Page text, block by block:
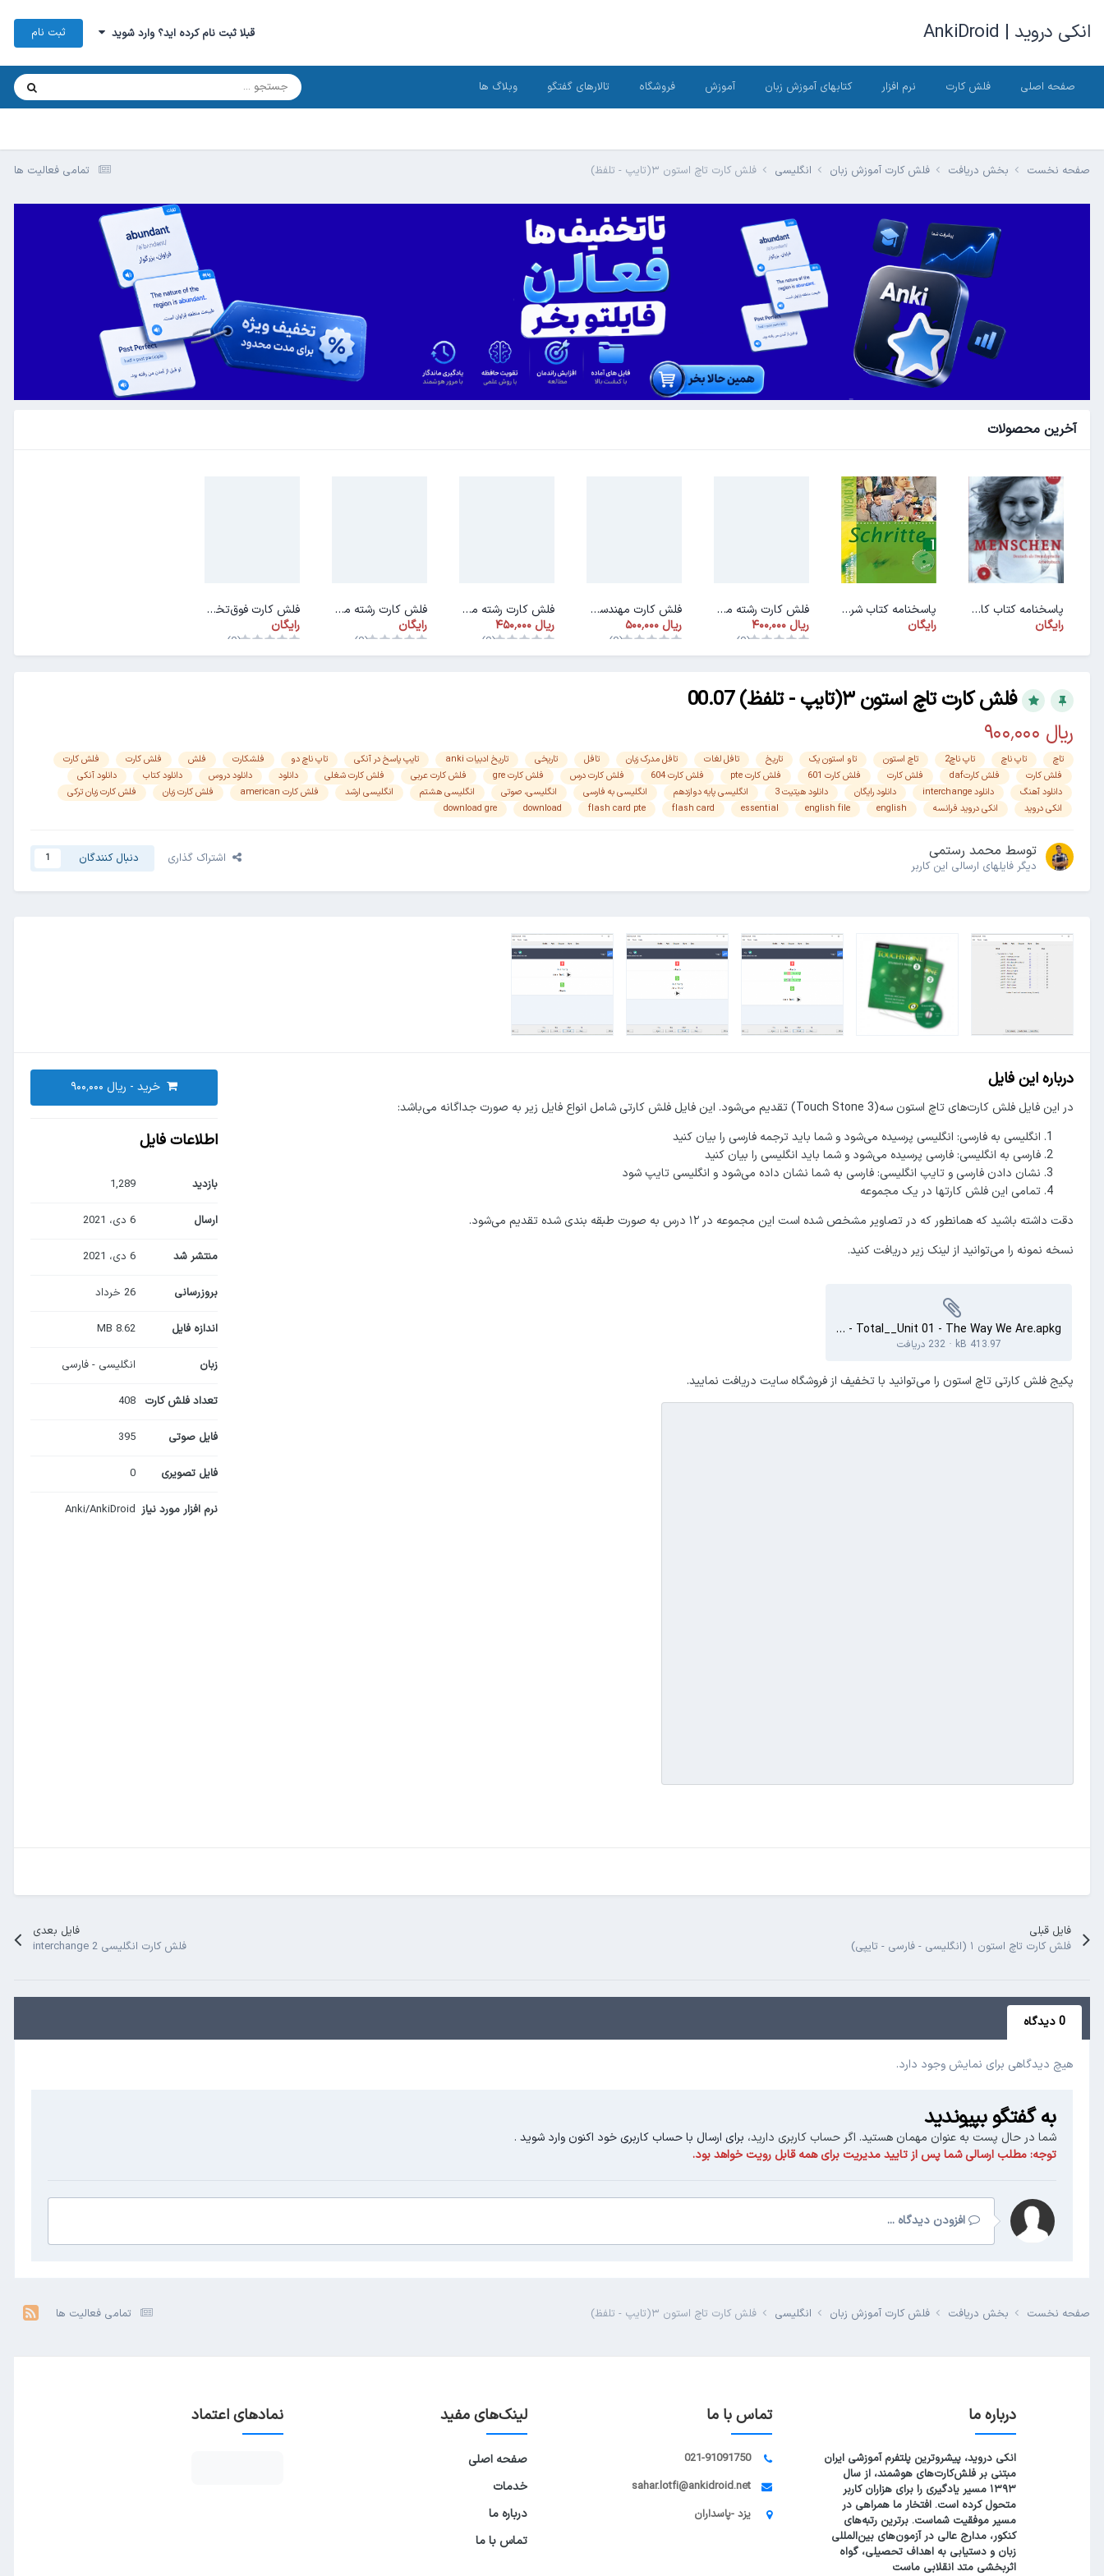
انکی دروید | AnkiDroid قبلا ثبت نام کرده اید؟ وارد شوید ثبت نام
صفحه اصلی فلش کارت نرم افزار کتابهای آموزش زبان آموزش فروشگاه تالارهای گفتگو وبلاگ ها
تمامی فعالیت ها صفحه نخست بخش دریافت فلش کارت آموزش زبان انگلیسی فلش کارت تاچ استون ۳(تایپ - تلفظ)
آخرین محصولات
پاسخنامه کتاب کار ArbeitsbuchMenschen A1.1
رایگان
پاسخنامه کتاب شریته ۱ (PDF)
رایگان
فلش کارت رشته مهندسی پزشکی
(0)
فلش کارت مهندسی بهداشت و ایمنی کار
(0)
فلش کارت رشته مهندسی انرژی
(0)
فلش کارت رشته مهندسی اپتیک و لیزر
رایگان
(0)
فلش کارت فوق‌تخصص‌ها (فلوشیپ)
رایگان
(0)
فلش کارت تاچ استون ۳(تایپ - تلفظ) 00.07
تاچ تاپ ناچ تاپ ناچ2 تاچ استون تاو استون یک تاریخ تافل لغات تافل مدرک زبان تافل تاریخی تاریخ ادبیات anki تایپ پاسخ در آنکی تاپ ناچ دو فلشکارت فلش فلش کارت
فلش کارت
فلش کارت
فلش کارتdaf فلش کارت فلش کارت 601 فلش کارت pte فلش کارت 604 فلش کارت درس فلش کارت gre فلش کارت عربی فلش کارت شغلی دانلود دانلود دروس دانلود کتاب
دانلود آنکی
دانلود آهنگ
دانلود interchange دانلود رایگان دانلود هیتیت 3 انگلیسی پایه دوازدهم انگلیسی به فارسی انگلیسی، صوتی انگلیسی هشتم انگلیسی ارشد فلش کارت american فلش کارت زبان
فلش کارت زبان ترکی
انکی دروید
انکی دروید فرانسه english
english file
essential
flash card
flash card pte
download
download gre
توسط محمد رستمی
دیگر فایل‎های ارسالی این کاربر اشتراک گذاری دنبال کنندگان 1
درباره این فایل
در این فایل فلش کارت‌های تاچ استون سه(Touch Stone 3) تقدیم می‌شود. این فایل فلش کارتی شامل انواع فایل زیر به صورت جداگانه می‌باشد:
انگلیسی به فارسی: انگلیسی پرسیده می‌شود و شما باید ترجمه فارسی را بیان کنید
فارسی به انگلیسی: فارسی پرسیده می‌شود و شما باید انگلیسی را بیان کنید
نشان دادن فارسی و تایپ انگلیسی: فارسی به شما نشان داده می‌شود و انگلیسی تایپ شود
تمامی این فلش کارتها در یک مجموعه
دقت داشته باشید که همانطور که در تصاویر مشخص شده است این مجموعه در ۱۲ درس به صورت طبقه بندی شده تقدیم می‌شود.
نسخه نمونه را می‌توانید از لینک زیر دریافت کنید.
TouchStone 3 - Total__Unit 01 - The Way We Are.apkg
413.97 kB
·232 دریافت
پکیج فلش کارتی تاچ استون را می‌توانید با تخفیف از فروشگاه سایت دریافت نمایید.
خرید -
اطلاعات فایل
بازدید 1,289
ارسال 6 دی، 2021
منتشر شد 6 دی، 2021
بروزرسانی 26 خرداد
اندازه فایل 8.62 MB
زبان انگلیسی - فارسی
تعداد فلش کارت 408
فایل صوتی 395
فایل تصویری 0
نرم افزار مورد نیاز Anki/AnkiDroid
فایل قبلی
فلش کارت تاچ استون ۱ (انگلیسی - فارسی - تایپی)
فایل بعدی
فلش کارت انگلیسی interchange 2
0 دیدگاه
هیچ دیدگاهی برای نمایش وجود دارد.
به گفتگو بپیوندید
شما در حال پست به عنوان مهمان هستید. اگر حساب کاربری دارید، برای ارسال با حساب کاربری خود اکنون وارد شوید .
توجه:مطلب ارسالی شما پس از تایید مدیریت برای همه قابل رویت خواهد بود.
افزودن دیدگاه ...
تمامی فعالیت ها صفحه نخست بخش دریافت فلش کارت آموزش زبان انگلیسی فلش کارت تاچ استون ۳(تایپ - تلفظ)
درباره ما
انکی دروید، پیشروترین پلتفرم آموزشی ایران
مبتنی بر فلش‌کارت‌های هوشمند، از سال
۱۳۹۳ مسیر یادگیری را برای هزاران کاربر
متحول کرده است. افتخار ما همراهی در
مسیر موفقیت شماست. برترین رتبه‌های
کنکور، مدارج عالی در آزمون‌های بین‌المللی
زبان و دستیابی به اهداف تحصیلی، گواه
اثربخشی متد انقلابی ماست
تماس با ما
021-91091750
sahar.lotfi@ankidroid.net
یزد -پاسداران
لینک‌های مفید
صفحه اصلی
خدمات
درباره ما
تماس با ما
نمادهای اعتماد